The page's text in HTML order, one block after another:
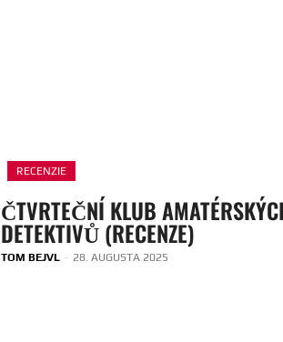
RECENZIE
ČTVRTEČNÍ KLUB
DETEKTIVŮ (RECENZE)
TOM BEJVL - 28. AUGUSTA 2025